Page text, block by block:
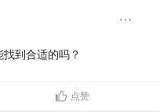
到合适的吗？
点赞